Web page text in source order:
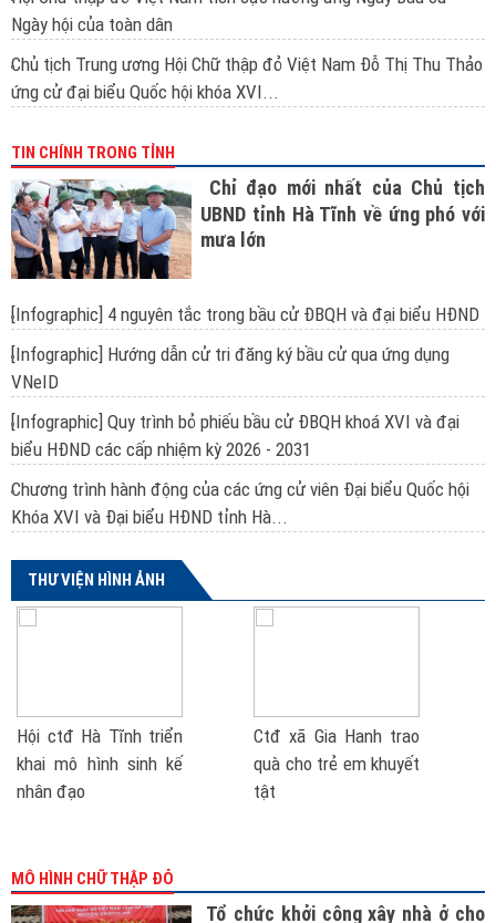
Ngày hội của toàn dân
Chủ tịch Trung ương Hội Chữ thập đỏ Việt Nam Đỗ Thị Thu Thảo
ứng cử đại biểu Quốc hội khóa XVI...
TIN CHÍNH TRONG TỈNH
Chỉ đạo mới nhất của Chủ tịch
UBND tỉnh Hà Tĩnh về ứng phó với
mưa lớn
[Infographic] 4 nguyên tắc trong bầu cử ĐBQH và đại biểu HĐND
[Infographic] Hướng dẫn cử tri đăng ký bầu cử qua ứng dụng
VNeID
[Infographic] Quy trình bỏ phiếu bầu cử ĐBQH khoá XVI và đại
biểu HĐND các cấp nhiệm kỳ 2026 - 2031
Chương trình hành động của các ứng cử viên Đại biểu Quốc hội
Khóa XVI và Đại biểu HĐND tỉnh Hà...
THƯ VIỆN HÌNH ẢNH
Hội ctđ Hà Tĩnh triển
khai mô hình sinh kế
nhân đạo
Ctđ xã Gia Hanh trao
quà cho trẻ em khuyết
tật
MÔ HÌNH CHỮ THẬP ĐỎ
Tổ chức khởi công xây nhà ở cho